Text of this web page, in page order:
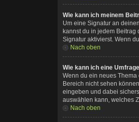
Wie kann ich meinem
Um eine Signatur an
kannst du in jedem
Signatur aktivierst. Wenn
Nach oben
Wie kann ich eine
Wenn du ein neues
Bereich nicht sehen
eingeben und dabei
auswählen kann, welches
Nach oben